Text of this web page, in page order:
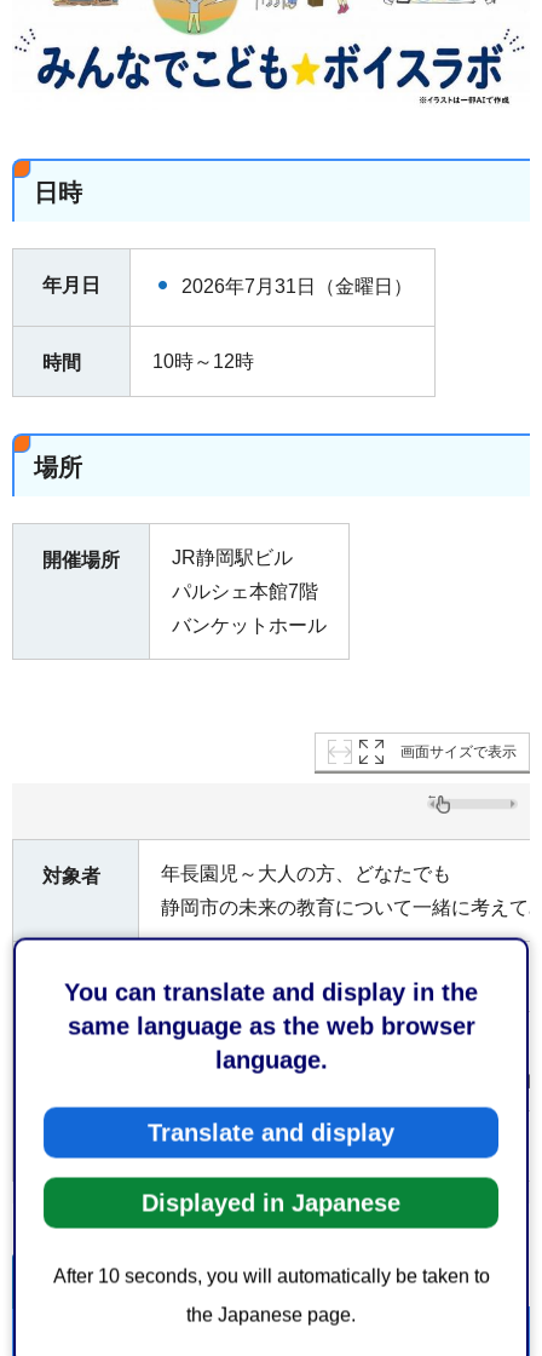
You can translate and display in the
same language as the web browser
language.
Translate and display
Displayed in Japanese
After 10 seconds, you will automatically be taken to
the Japanese page.
日時
年月日 2026年7月31日（金曜日）
時間 10時～12時
場所
開催場所
JR静岡駅ビル
パルシェ本館7階
バンケットホール
画面サイズで表示
対象者
年長園児～大人の方、どなたでも
静岡市の未来の教育について一緒に考えて
関連リンクの電子フォームからお申込みく
※定員は80名です。申込多数の場合は、抽
※年長園児が参加する場合は、園児一人に
をお願いします。
関連リンク